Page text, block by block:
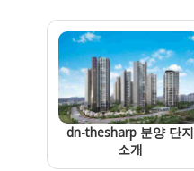
dn-thesharp 분양 단지
소개